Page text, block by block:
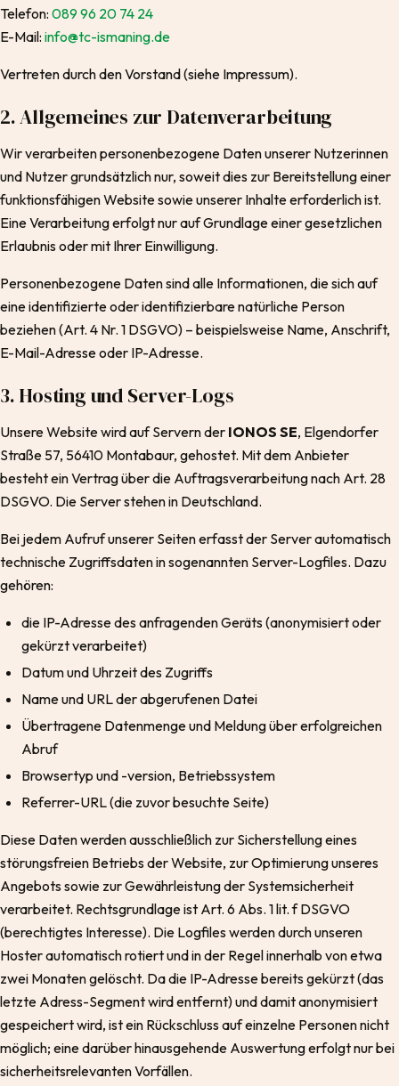
Telefon: 089 96 20 74 24
E-Mail: info@tc-ismaning.de
Vertreten durch den Vorstand (siehe Impressum).
2. Allgemeines zur Datenverarbeitung
Wir verarbeiten personenbezogene Daten unserer Nutzerinnen
und Nutzer grundsätzlich nur, soweit dies zur Bereitstellung einer
funktionsfähigen Website sowie unserer Inhalte erforderlich ist.
Eine Verarbeitung erfolgt nur auf Grundlage einer gesetzlichen
Erlaubnis oder mit Ihrer Einwilligung.
Personenbezogene Daten sind alle Informationen, die sich auf
eine identifizierte oder identifizierbare natürliche Person
beziehen (Art. 4 Nr. 1 DSGVO) – beispielsweise Name, Anschrift,
E-Mail-Adresse oder IP-Adresse.
3. Hosting und Server-Logs
Unsere Website wird auf Servern der IONOS SE, Elgendorfer
Straße 57, 56410 Montabaur, gehostet. Mit dem Anbieter
besteht ein Vertrag über die Auftragsverarbeitung nach Art. 28
DSGVO. Die Server stehen in Deutschland.
Bei jedem Aufruf unserer Seiten erfasst der Server automatisch
technische Zugriffsdaten in sogenannten Server-Logfiles. Dazu
gehören:
die IP-Adresse des anfragenden Geräts (anonymisiert oder
gekürzt verarbeitet)
Datum und Uhrzeit des Zugriffs
Name und URL der abgerufenen Datei
Übertragene Datenmenge und Meldung über erfolgreichen
Abruf
Browsertyp und -version, Betriebssystem
Referrer-URL (die zuvor besuchte Seite)
Diese Daten werden ausschließlich zur Sicherstellung eines
störungsfreien Betriebs der Website, zur Optimierung unseres
Angebots sowie zur Gewährleistung der Systemsicherheit
verarbeitet. Rechtsgrundlage ist Art. 6 Abs. 1 lit. f DSGVO
(berechtigtes Interesse). Die Logfiles werden durch unseren
Hoster automatisch rotiert und in der Regel innerhalb von etwa
zwei Monaten gelöscht. Da die IP-Adresse bereits gekürzt (das
letzte Adress-Segment wird entfernt) und damit anonymisiert
gespeichert wird, ist ein Rückschluss auf einzelne Personen nicht
möglich; eine darüber hinausgehende Auswertung erfolgt nur bei
sicherheitsrelevanten Vorfällen.